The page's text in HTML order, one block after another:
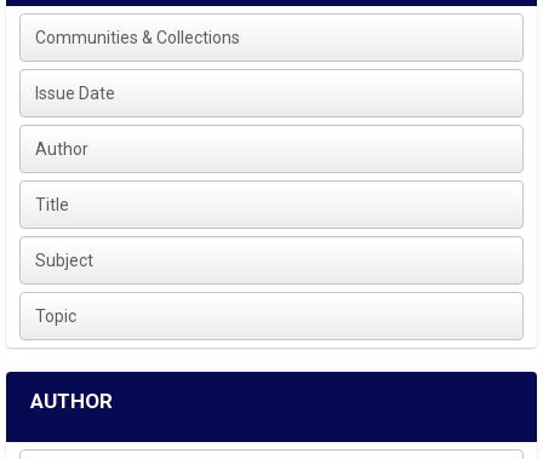
Communities & Collections
Issue Date
Author
Title
Subject
Topic
AUTHOR